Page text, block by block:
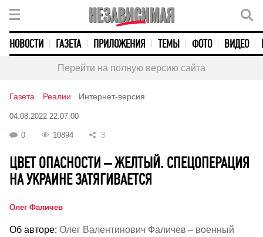
НОВОСТИ ГАЗЕТА ПРИЛОЖЕНИЯ ТЕМЫ ФОТО ВИДЕО
Перейти на полную версию сайта
Газета Реалии Интернет-версия
04.08.2022 22:07:00
0 10894 3
ЦВЕТ ОПАСНОСТИ – ЖЕЛТЫЙ. СПЕЦОПЕРАЦИЯ
НА УКРАИНЕ ЗАТЯГИВАЕТСЯ
Олег Фаличев
Об авторе: Олег Валентинович Фаличев – военный